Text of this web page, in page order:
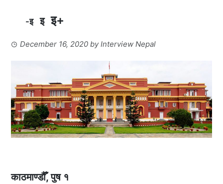
-इ इ इ+
December 16, 2020 byInterview Nepal
काठमाण्डौँ, पुष १